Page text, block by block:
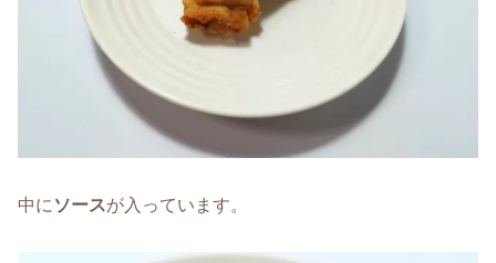
中に ソースが入っています。